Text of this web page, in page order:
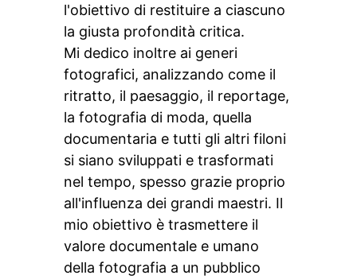
l'obiettivo di restituire a ciascuno
la giusta profondità critica.
Mi dedico inoltre ai generi
fotografici, analizzando come il
ritratto, il paesaggio, il reportage,
la fotografia di moda, quella
documentaria e tutti gli altri filoni
si siano sviluppati e trasformati
nel tempo, spesso grazie proprio
all'influenza dei grandi maestri. Il
mio obiettivo è trasmettere il
valore documentale e umano
della fotografia a un pubblico